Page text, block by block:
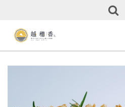
越
穗
香